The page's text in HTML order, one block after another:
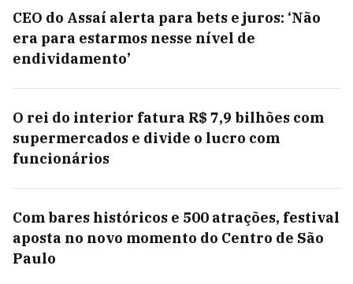
CEO do Assaí alerta para bets e juros: ‘Não
era para estarmos nesse nível de
endividamento’
O rei do interior fatura R$ 7,9 bilhões com
supermercados e divide o lucro com
funcionários
Com bares históricos e 500 atrações, festival
aposta no novo momento do Centro de São
Paulo